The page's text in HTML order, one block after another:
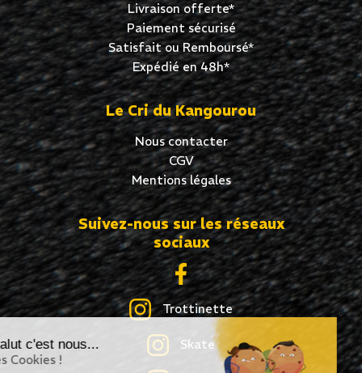
Salut c'est nous...
les Cookies !
Livraison offerte*
Paiement sécurisé
Satisfait ou Remboursé*
Expédié en 48h*
Le Cri du Kangourou
Nous contacter
CGV
Mentions légales
Suivez-nous sur les réseaux
sociaux
Trottinette
Skate